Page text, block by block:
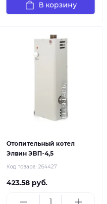
В корзину
Отопительный котел
Элвин ЭВП-4,5
Код товара: 264427
423.58 руб.